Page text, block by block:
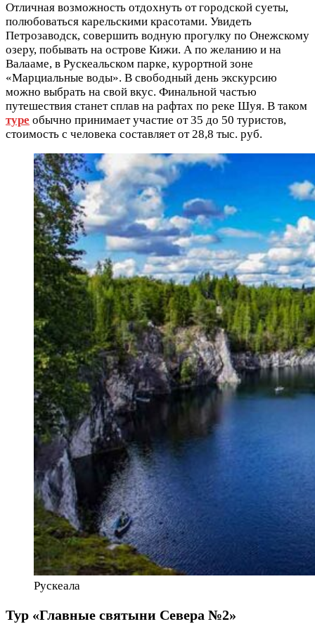
Отличная возможность отдохнуть от городской суеты,
полюбоваться карельскими красотами. Увидеть
Петрозаводск, совершить водную прогулку по Онежскому
озеру, побывать на острове Кижи. А по желанию и на
Валааме, в Рускеальском парке, курортной зоне
«Марциальные воды». В свободный день экскурсию
можно выбрать на свой вкус. Финальной частью
путешествия станет сплав на рафтах по реке Шуя. В таком
туре обычно принимает участие от 35 до 50 туристов,
стоимость с человека составляет от 28,8 тыс. руб.
Рускеала
Тур «Главные святыни Севера №2»